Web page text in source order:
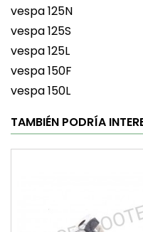
vespa 125N
vespa 125S
vespa 125L
vespa 150F
vespa 150L
TAMBIÉN PODRÍA